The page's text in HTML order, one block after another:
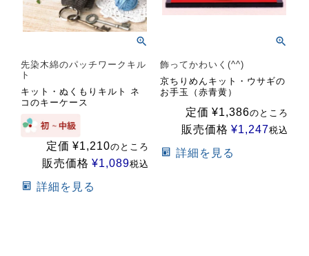
先染木綿のパッチワークキル
ト
キット・ぬくもりキルト ネ
コのキーケース
定価 ¥1,210のところ
販売価格 ¥1,089税込
詳細を見る
飾ってかわいく(^^)
京ちりめんキット・ウサギの
お手玉（赤青黄）
定価 ¥1,386のところ
販売価格 ¥1,247税込
詳細を見る